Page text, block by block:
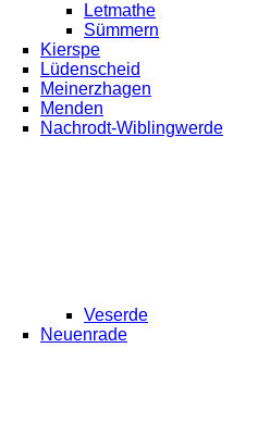
Letmathe
Sümmern
Kierspe
Lüdenscheid
Meinerzhagen
Menden
Nachrodt-Wiblingwerde
Veserde
Neuenrade